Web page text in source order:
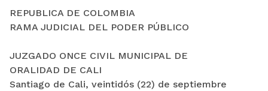
REPUBLICA DE COLOMBIA
RAMA JUDICIAL DEL PODER PÚBLICO
JUZGADO ONCE CIVIL MUNICIPAL DE
ORALIDAD DE CALI
Santiago de Cali, veintidós (22) de septiembre